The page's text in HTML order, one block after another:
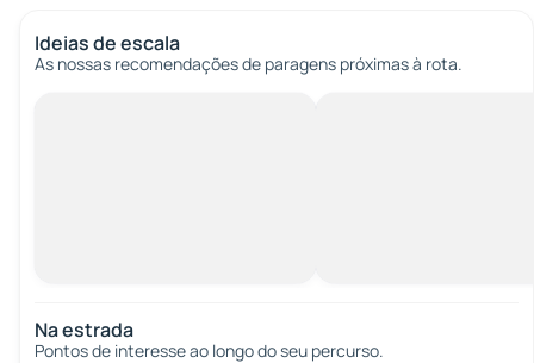
Ideias de escala
As nossas recomendações de paragens próximas à rota.
Na estrada
Pontos de interesse ao longo do seu percurso.